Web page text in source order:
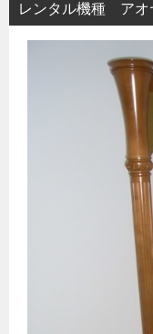
レンタル機種 ア